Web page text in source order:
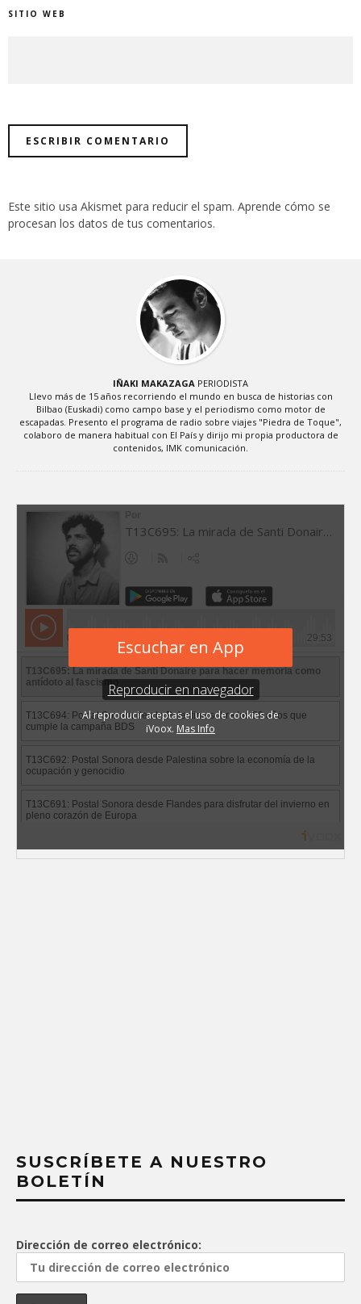
SITIO WEB
Este sitio usa Akismet para reducir el spam. Aprende cómo se
procesan los datos de tus comentarios.
IÑAKI MAKAZAGA PERIODISTA
Llevo más de 15 años recorriendo el mundo en busca de historias con
Bilbao (Euskadi) como campo base y el periodismo como motor de
escapadas. Presento el programa de radio sobre viajes "Piedra de Toque",
colaboro de manera habitual con El País y dirijo mi propia productora de
contenidos, IMK comunicación.
SUSCRÍBETE A NUESTRO
BOLETÍN
Dirección de correo electrónico: